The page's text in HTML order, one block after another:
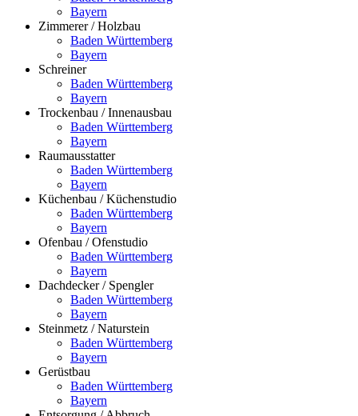
Bayern
Zimmerer / Holzbau
Baden Württemberg
Bayern
Schreiner
Baden Württemberg
Bayern
Trockenbau / Innenausbau
Baden Württemberg
Bayern
Raumausstatter
Baden Württemberg
Bayern
Küchenbau / Küchenstudio
Baden Württemberg
Bayern
Ofenbau / Ofenstudio
Baden Württemberg
Bayern
Dachdecker / Spengler
Baden Württemberg
Bayern
Steinmetz / Naturstein
Baden Württemberg
Bayern
Gerüstbau
Baden Württemberg
Bayern